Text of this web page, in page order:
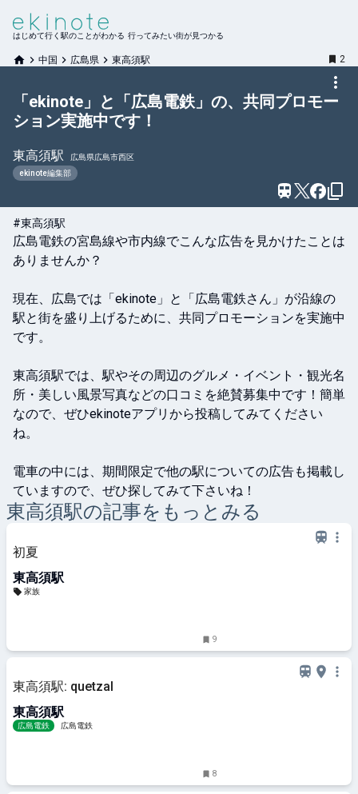
はじめて行く駅のことがわかる 行ってみたい街が見つかる
中国 広島県 東高須駅 2
「ekinote」と「広島電鉄」の、共同プロモー
ション実施中です！
東高須駅
広島県広島市西区
ekinote編集部
#東高須駅
広島電鉄の宮島線や市内線でこんな広告を見かけたことは
ありませんか？
現在、広島では「ekinote」と「広島電鉄さん」が沿線の
駅と街を盛り上げるために、共同プロモーションを実施中
です。
東高須駅では、駅やその周辺のグルメ・イベント・観光名
所・美しい風景写真などの口コミを絶賛募集中です！簡単
なので、ぜひekinoteアプリから投稿してみてください
ね。
電車の中には、期間限定で他の駅についての広告も掲載し
ていますので、ぜひ探してみて下さいね！
東高須駅の記事をもっとみる
初夏
東高須駅
家族
9
東高須駅: quetzal
東高須駅
広島電鉄 広島電鉄
8